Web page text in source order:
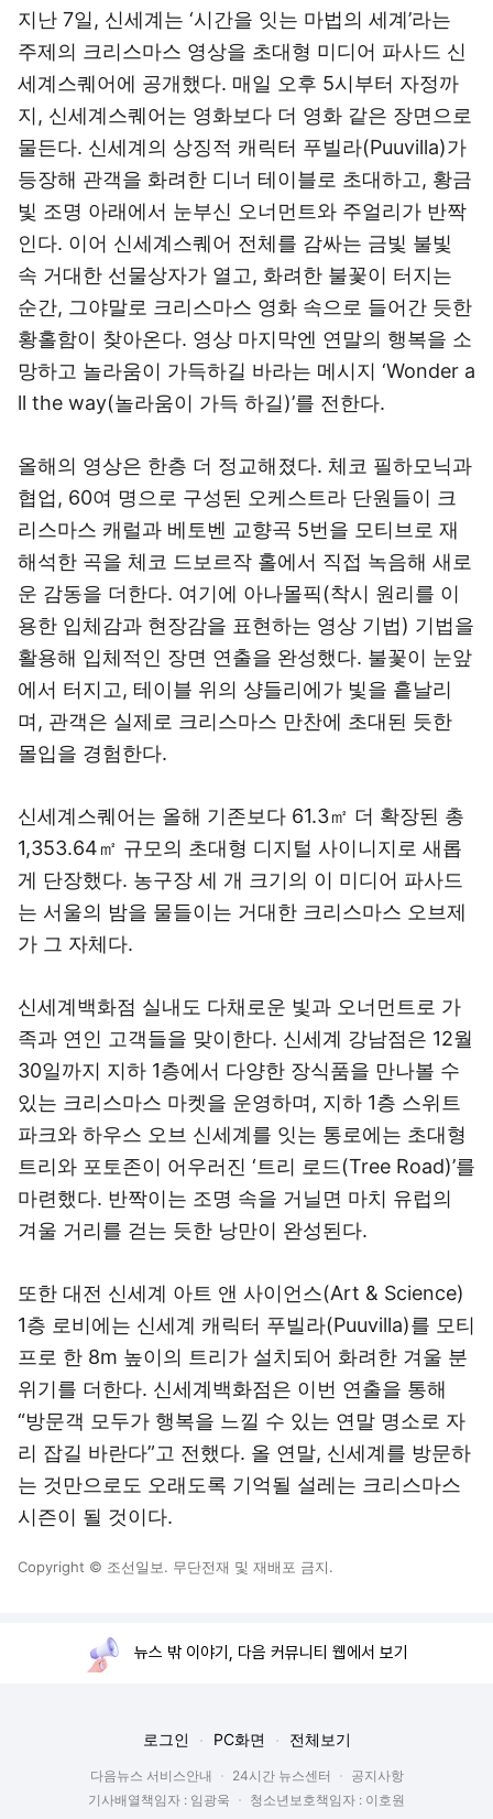
지난 7일, 신세계는 ‘시간을 잇는 마법의 세계’라는
주제의 크리스마스 영상을 초대형 미디어 파사드 신
세계스퀘어에 공개했다. 매일 오후 5시부터 자정까
지, 신세계스퀘어는 영화보다 더 영화 같은 장면으로
물든다. 신세계의 상징적 캐릭터 푸빌라(Puuvilla)가
등장해 관객을 화려한 디너 테이블로 초대하고, 황금
빛 조명 아래에서 눈부신 오너먼트와 주얼리가 반짝
인다. 이어 신세계스퀘어 전체를 감싸는 금빛 불빛
속 거대한 선물상자가 열고, 화려한 불꽃이 터지는
순간, 그야말로 크리스마스 영화 속으로 들어간 듯한
황홀함이 찾아온다. 영상 마지막엔 연말의 행복을 소
망하고 놀라움이 가득하길 바라는 메시지 ‘Wonder a
ll the way(놀라움이 가득 하길)’를 전한다.
올해의 영상은 한층 더 정교해졌다. 체코 필하모닉과
협업, 60여 명으로 구성된 오케스트라 단원들이 크
리스마스 캐럴과 베토벤 교향곡 5번을 모티브로 재
해석한 곡을 체코 드보르작 홀에서 직접 녹음해 새로
운 감동을 더한다. 여기에 아나몰픽(착시 원리를 이
용한 입체감과 현장감을 표현하는 영상 기법) 기법을
활용해 입체적인 장면 연출을 완성했다. 불꽃이 눈앞
에서 터지고, 테이블 위의 샹들리에가 빛을 흩날리
며, 관객은 실제로 크리스마스 만찬에 초대된 듯한
몰입을 경험한다.
신세계스퀘어는 올해 기존보다 61.3㎡ 더 확장된 총
1,353.64㎡ 규모의 초대형 디지털 사이니지로 새롭
게 단장했다. 농구장 세 개 크기의 이 미디어 파사드
는 서울의 밤을 물들이는 거대한 크리스마스 오브제
가 그 자체다.
신세계백화점 실내도 다채로운 빛과 오너먼트로 가
족과 연인 고객들을 맞이한다. 신세계 강남점은 12월
30일까지 지하 1층에서 다양한 장식품을 만나볼 수
있는 크리스마스 마켓을 운영하며, 지하 1층 스위트
파크와 하우스 오브 신세계를 잇는 통로에는 초대형
트리와 포토존이 어우러진 ‘트리 로드(Tree Road)’를
마련했다. 반짝이는 조명 속을 거닐면 마치 유럽의
겨울 거리를 걷는 듯한 낭만이 완성된다.
또한 대전 신세계 아트 앤 사이언스(Art & Science)
1층 로비에는 신세계 캐릭터 푸빌라(Puuvilla)를 모티
프로 한 8m 높이의 트리가 설치되어 화려한 겨울 분
위기를 더한다. 신세계백화점은 이번 연출을 통해
“방문객 모두가 행복을 느낄 수 있는 연말 명소로 자
리 잡길 바란다”고 전했다. 올 연말, 신세계를 방문하
는 것만으로도 오래도록 기억될 설레는 크리스마스
시즌이 될 것이다.
Copyright © 조선일보. 무단전재 및 재배포 금지.
뉴스 밖 이야기, 다음 커뮤니티 웹에서 보기
로그인 PC화면 전체보기
다음뉴스 서비스안내 24시간 뉴스센터
공지사항
기사배열책임자 : 임광욱
청소년보호책임자 : 이호원